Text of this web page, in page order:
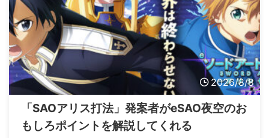
2026/8/8
「SAOアリス打法」発案者がeSAO夜空のお
もしろポイントを解説してくれる